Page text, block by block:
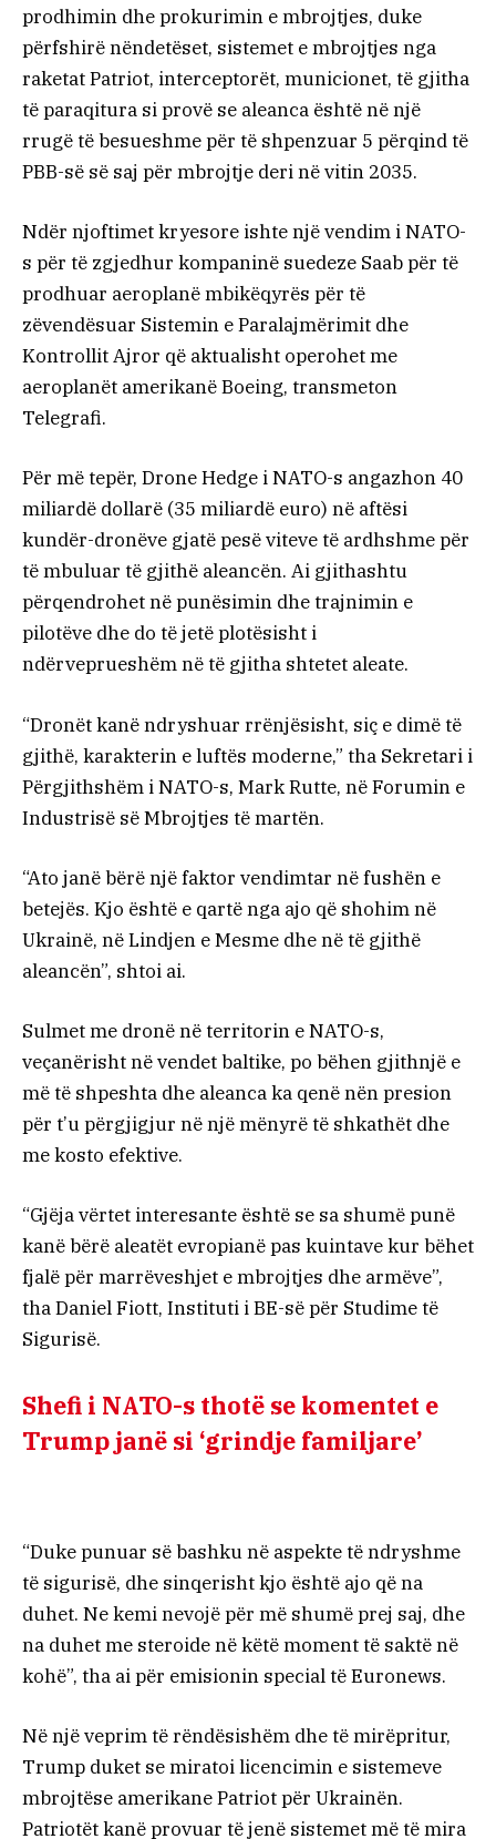
prodhimin dhe prokurimin e mbrojtjes, duke
përfshirë nëndetëset, sistemet e mbrojtjes nga
raketat Patriot, interceptorët, municionet, të gjitha
të paraqitura si provë se aleanca është në një
rrugë të besueshme për të shpenzuar 5 përqind të
PBB-së së saj për mbrojtje deri në vitin 2035.
Ndër njoftimet kryesore ishte një vendim i NATO-
s për të zgjedhur kompaninë suedeze Saab për të
prodhuar aeroplanë mbikëqyrës për të
zëvendësuar Sistemin e Paralajmërimit dhe
Kontrollit Ajror që aktualisht operohet me
aeroplanët amerikanë Boeing, transmeton
Telegrafi.
Për më tepër, Drone Hedge i NATO-s angazhon 40
miliardë dollarë (35 miliardë euro) në aftësi
kundër-dronëve gjatë pesë viteve të ardhshme për
të mbuluar të gjithë aleancën. Ai gjithashtu
përqendrohet në punësimin dhe trajnimin e
pilotëve dhe do të jetë plotësisht i
ndërveprueshëm në të gjitha shtetet aleate.
“Dronët kanë ndryshuar rrënjësisht, siç e dimë të
gjithë, karakterin e luftës moderne,” tha Sekretari i
Përgjithshëm i NATO-s, Mark Rutte, në Forumin e
Industrisë së Mbrojtjes të martën.
“Ato janë bërë një faktor vendimtar në fushën e
betejës. Kjo është e qartë nga ajo që shohim në
Ukrainë, në Lindjen e Mesme dhe në të gjithë
aleancën”, shtoi ai.
Sulmet me dronë në territorin e NATO-s,
veçanërisht në vendet baltike, po bëhen gjithnjë e
më të shpeshta dhe aleanca ka qenë nën presion
për t’u përgjigjur në një mënyrë të shkathët dhe
me kosto efektive.
“Gjëja vërtet interesante është se sa shumë punë
kanë bërë aleatët evropianë pas kuintave kur bëhet
fjalë për marrëveshjet e mbrojtjes dhe armëve”,
tha Daniel Fiott, Instituti i BE-së për Studime të
Sigurisë.
Shefi i NATO-s thotë se komentet e
Trump janë si ‘grindje familjare’
“Duke punuar së bashku në aspekte të ndryshme
të sigurisë, dhe sinqerisht kjo është ajo që na
duhet. Ne kemi nevojë për më shumë prej saj, dhe
na duhet me steroide në këtë moment të saktë në
kohë”, tha ai për emisionin special të Euronews.
Në një veprim të rëndësishëm dhe të mirëpritur,
Trump duket se miratoi licencimin e sistemeve
mbrojtëse amerikane Patriot për Ukrainën.
Patriotët kanë provuar të jenë sistemet më të mira